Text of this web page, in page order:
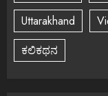
Uttarakhand
ಕಲಿಕಥನ